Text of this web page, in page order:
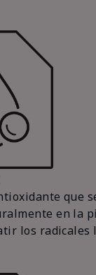
que
en la
los radicales